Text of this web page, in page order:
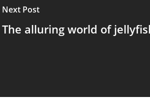
Next Post
The alluring world of